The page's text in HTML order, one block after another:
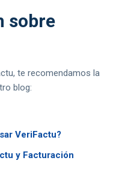
sobre
te recomendamos la
blog:
VeriFactu?
y Facturación